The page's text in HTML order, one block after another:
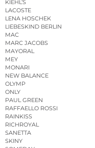
KIEHL’S
LACOSTE
LENA HOSCHEK
LIEBESKIND BERLIN
MAC
MARC JACOBS
MAYORAL
MEY
MONARI
NEW BALANCE
OLYMP
ONLY
PAUL GREEN
RAFFAELLO ROSSI
RAINKISS
RICHROYAL
SANETTA
SKINY